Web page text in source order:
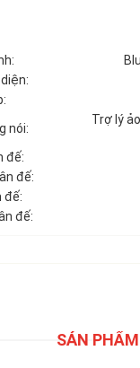
nói:
Trợ lý
đế:
đế:
đế:
đế:
SẢN